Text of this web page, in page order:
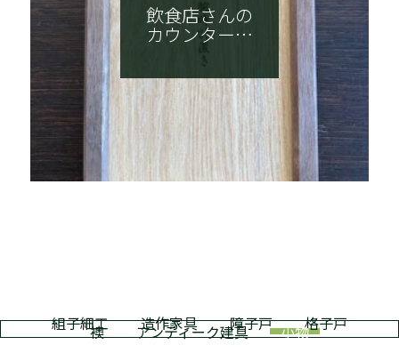
飲食店さんの
カウンター…
組子細工 造作家具 障子戸 格子戸
襖 アンティーク建具 小物